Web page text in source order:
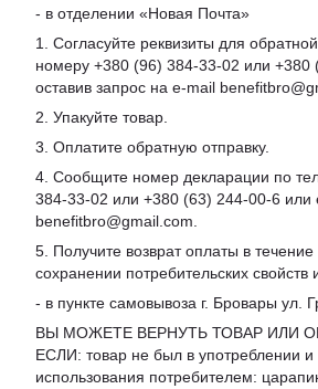
- в отделении «Новая Почта»
1. Согласуйте реквизиты для
номеру +380 (96) 384-33-02 или +380
оставив запрос на e-mail
2. Упакуйте товар.
3. Оплатите обратную отправку.
4. Сообщите номер декларации по
384-33-02 или +380 (63) 244-00-6 или
benefitbro@gmail.com.
5. Получите возврат оплаты в
сохранении потребительских свойств
- в пункте самовывоза г. Бровары ул.
ВЫ МОЖЕТЕ ВЕРНУТЬ ТОВАР ИЛИ
ЕСЛИ: товар не был в употреблении
использования потребителем: